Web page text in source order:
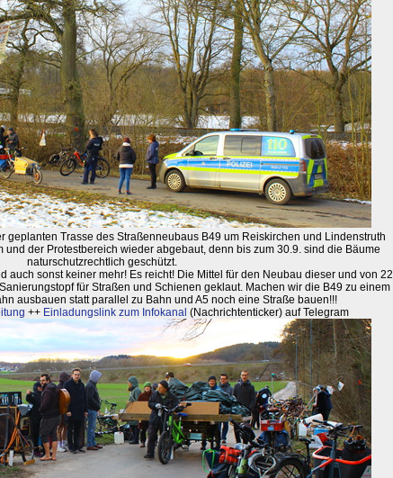
geplanten Trasse des Straßenneubaus B49 um Reiskirchen und Lindenstruth
und der Protestbereich wieder abgebaut, denn bis zum 30.9. sind die Bäume
naturschutzrechtlich geschützt.
auch sonst keiner mehr! Es reicht! Die Mittel für den Neubau dieser und von 22
für Straßen und Schienen geklaut. Machen wir die B49 zu einem
ausbauen statt parallel zu Bahn und A5 noch eine Straße bauen!!!
++ Einladungslink zum Infokanal (Nachrichtenticker) auf Telegram